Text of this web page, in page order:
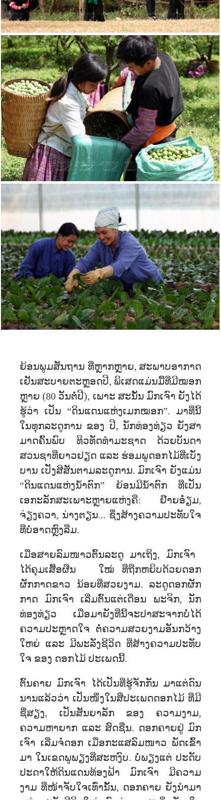
ຍ້ອນ​ພູມ​ສັນ​ຖານ​ ທີ່​ຫຼາກຫຼາຍ, ສະ​ພາບ​ອາ​ກາດ​
ເຢັນ​ສະ​ບາຍ​ຕະຫຼອດ​ປີ, ພິເສດແມ່ນ​ມື້​ທີ່​ມີ​ໝອກ
ຫຼາຍ (80 ວັນ​ຕໍ່​ປີ), ເພາະ ສະນັ້ນ ມົົກເຈົາ ຍັງ​​ໄດ້
ຮູ້​ວ່າ ເປັນ “ດິນແດນ​ແຫ່ງ​ເມກໝອກ”. ມາ​ທີ່ນີ້​
ໃນ​ທຸກ​ລະ​ດູ​ການ​ ຂອງ ​ປີ, ນັກ​ທ່ອງ​ທ່ຽວ ​ຍັງ​ສາ​
ມາດ​ຄົ້ນພົບ ​ທິວທັດທຳມະຊາດ ​ດ້ວຍບັນດາ​
ສວນ​ຊາ​ທີ່​ຍາວ​ຢຽດ ແລະ ຮ່ອມ​ພູ​ດອກ​ໄມ້​ທີ່​ເບັ່ງ​
ບານ ເປັ່ງສີສັນ​ຕາມ​ລະ​ດູ​ການ. ມົກເຈົາ ຍັງແມ່ນ
“ດິນແດນແຫ່ງນ້ຳຕົກ” ຍ້ອນມີນ້ຳຕົກ ທີ່ເປັນ
ເອກະລັກສະເພາະຫຼາຍແຫ່ງຄື: ຢ໊າຍອ໋ຽມ,
ຈ່ຽງຄວາ, ນ່າງຕຽນ... ຊຶ່ງສ້າງຄວາມປະທັບໃຈ
ທີ່ບໍ່ອາດຫຼົງລືມ.
ເມື່ອສາຍ​ລົມ​ໜາວ​ຕົ້ນລະດູ​​​ ມາ​ເຖິງ, ມົກເຈົາ ​
ໄດ້​ຄຸມ​ເສື້ອ​ຜືນ ໃໝ່ ທີ່ຖືກ​ຫຍິບ​ດ້ວຍ​ດອກ
ຜັກກາດຂາວ​ ນ້ອຍ​ທ່ີສວຍງາມ. ລະ​ດູ​ດອກ​ຜັກ​
ກາດ ມົກເຈົາ ເລີ່ມ​ຕົ້ນແຕ່​ເດືອນ ​ພະ​ຈິກ, ນັກ​
ທ່ອງ​ທ່ຽວ ເມື່ອ​ມາຍັງທີ່​ນີ້ຈະປາສະຈາກ​ບໍ່ໄດ້
ຄວາມປະຫຼາດໃຈ ຕໍ່ຄວາມສວຍງາມ​ອັນ​ກວ້າງ​
ໃຫຍ່ ​ແລະ ມີພະລັງຊີວິດ ທີ່ສ້າງຄວາມປະທັບ
ໃຈ ຂອງ ດອກໄມ້ ປະເພດນີ້.
ຕົ້ນຄາຍ ມົກເຈົາ ໄດ້ເປັນທີ່ຮູ້ຈັກກັນ ມາແຕ່ດົນ
ນານແລ້ວວ່າ ເປັນໜຶ່ງໃນສີ່ປະເພດດອກໄມ້ ທີ່ມີ
ຊື່ສຽງ, ເປັນສັນຍາລັກ ຂອງ ຄວາມງາມ,
ຄວາມຫາຍາກ ແລະ ສົດຊື່ນ. ດອກ​ຄາຍ​​ຢູ່ ມົກ​
ເຈົາ ເລີ່ມຈໍ່ດອກ ​ເມື່ອ​ກະແສລົມ​​ໜາວ ພັດ​ເຂົ້າ​
ມາ ໃນເຂດ​ພູ​ພຽງ​ທີ່​ສະ​ຫງົບ. ບໍ່ພຽງແຕ່ ປະດັບ
ປະດາໃຫ້ດິນແດນທ້ອງຟ້າ ມົກເຈົາ ມີຄວາມ
ງາມ ທີ່ໜ້າຈັບໃຈເທົ່ານັ້ນ, ດອກຄາຍ ຍັງນຳມາ